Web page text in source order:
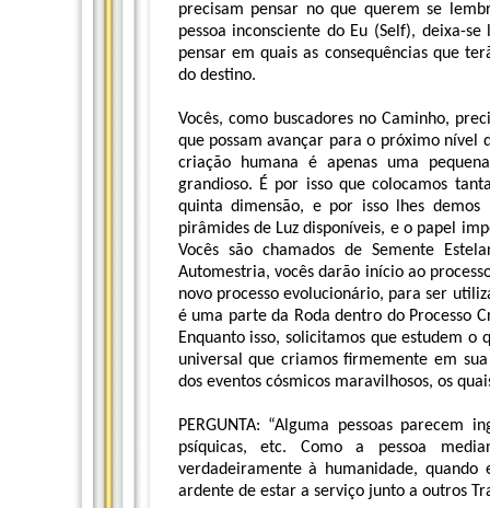
precisam pensar no que querem se
pessoa inconsciente do Eu (Self), deixa-
pensar em quais as consequências que
do destino.
Vocês, como buscadores no Caminho,
que possam avançar para o próximo nível
criação humana é apenas uma
grandioso. É por isso que colocamos
quinta dimensão, e por isso lhes
pirâmides de Luz disponíveis, e o papel
Vocês são chamados de Semente
Automestria, vocês darão início ao
novo processo evolucionário, para ser
é uma parte da Roda dentro do Processo
Enquanto isso, solicitamos que estudem
universal que criamos firmemente em
dos eventos cósmicos maravilhosos, os
PERGUNTA: “Alguma pessoas parecem
psíquicas, etc. Como a pessoa
verdadeiramente à humanidade,
ardente de estar a serviço junto a outros